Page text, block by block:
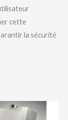
cette
la sécurité